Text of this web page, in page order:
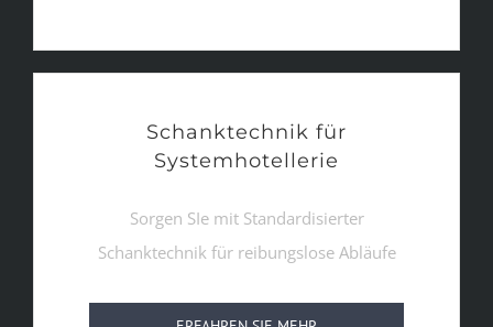
Schanktechnik für
Systemhotellerie
Sorgen SIe mit Standardisierter
Schanktechnik für reibungslose Abläufe